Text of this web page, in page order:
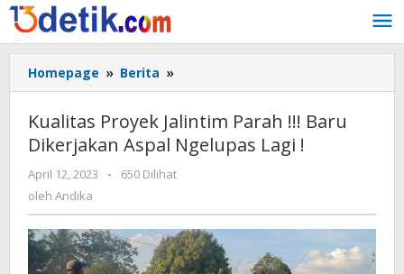
Lewati
ke
konten
Homepage » Berita »
Proyek
Jalintim
Parah
!!!
Lagi
!
Kualitas Proyek Jalintim Parah !!! Baru
Dikerjakan Aspal Ngelupas Lagi !
April 12, 2023
oleh
-
650 Dilihat
oleh Andika